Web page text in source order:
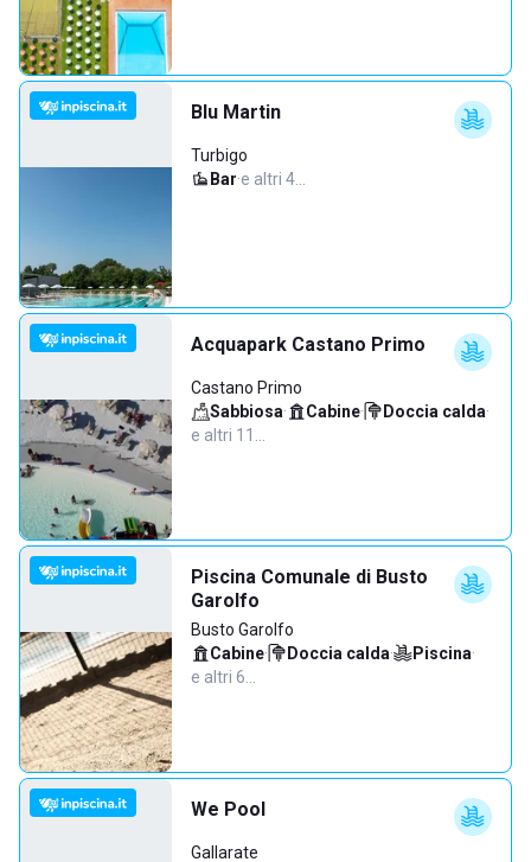
Blu Martin
Turbigo
Bar·e altri 4…
Acquapark Castano Primo
Castano Primo
Sabbiosa· Cabine· Doccia calda·
e altri 11…
Piscina Comunale di Busto
Garolfo
Busto Garolfo
Cabine· Doccia calda· Piscina·
e altri 6…
We Pool
Gallarate